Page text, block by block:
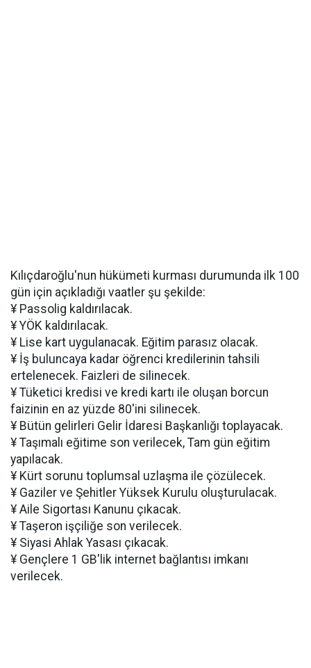
Kılıçdaroğlu'nun hükümeti kurması durumunda ilk 100
gün için açıkladığı vaatler şu şekilde:
¥ Passolig kaldırılacak.
¥ YÖK kaldırılacak.
¥ Lise kart uygulanacak. Eğitim parasız olacak.
¥ İş buluncaya kadar öğrenci kredilerinin tahsili
ertelenecek. Faizleri de silinecek.
¥ Tüketici kredisi ve kredi kartı ile oluşan borcun
faizinin en az yüzde 80'ini silinecek.
¥ Bütün gelirleri Gelir İdaresi Başkanlığı toplayacak.
¥ Taşımalı eğitime son verilecek, Tam gün eğitim
yapılacak.
¥ Kürt sorunu toplumsal uzlaşma ile çözülecek.
¥ Gaziler ve Şehitler Yüksek Kurulu oluşturulacak.
¥ Aile Sigortası Kanunu çıkacak.
¥ Taşeron işçiliğe son verilecek.
¥ Siyasi Ahlak Yasası çıkacak.
¥ Gençlere 1 GB'lik internet bağlantısı imkanı
verilecek.